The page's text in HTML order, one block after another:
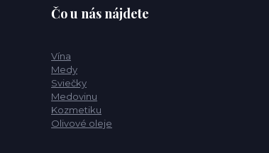
Čo u nás nájdete
Vína
Medy
Sviečky
Medovinu
Kozmetiku
Olivové oleje